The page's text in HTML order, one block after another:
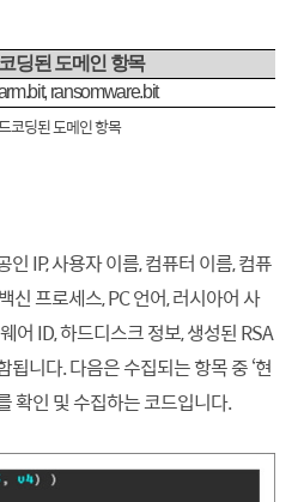
딩된 도메인 항목
ransomware.bit
코딩된 도메인 항목
IP, 사용자 이름, 컴퓨터 이름, 컴퓨
신 프로세스, PC 언어, 러시아어 사
어 ID, 하드디스크 정보, 생성된 RSA
니다. 다음은 수집되는 항목 중 ‘현
확인 및 수집하는 코드입니다.